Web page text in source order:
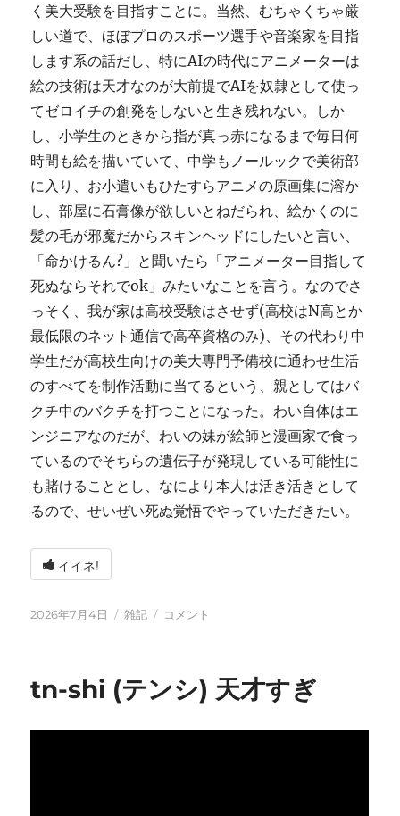
く美大受験を目指すことに。当然、むちゃくちゃ厳
しい道で、ほぼプロのスポーツ選手や音楽家を目指
します系の話だし、特にAIの時代にアニメーターは
絵の技術は天才なのが大前提でAIを奴隷として使っ
てゼロイチの創発をしないと生き残れない。しか
し、小学生のときから指が真っ赤になるまで毎日何
時間も絵を描いていて、中学もノールックで美術部
に入り、お小遣いもひたすらアニメの原画集に溶か
し、部屋に石膏像が欲しいとねだられ、絵かくのに
髪の毛が邪魔だからスキンヘッドにしたいと言い、
「命かけるん?」と聞いたら「アニメーター目指して
死ぬならそれでok」みたいなことを言う。なのでさ
っそく、我が家は高校受験はさせず(高校はN高とか
最低限のネット通信で高卒資格のみ)、その代わり中
学生だが高校生向けの美大専門予備校に通わせ生活
のすべてを制作活動に当てるという、親としてはバ
クチ中のバクチを打つことになった。わい自体はエ
ンジニアなのだが、わいの妹が絵師と漫画家で食っ
ているのでそちらの遺伝子が発現している可能性に
も賭けることとし、なにより本人は活き活きとして
るので、せいぜい死ぬ覚悟でやっていただきたい。
イイネ!
投
2026年7月4日
カ
ー
雑記
い
と
コメント
tn-shi (テンシ) 天才すぎ